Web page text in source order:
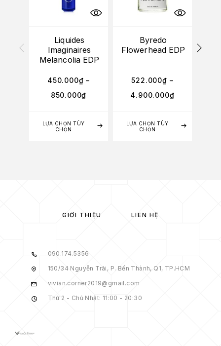
LỰA CHỌN TÙY
CHỌN
Liquides
Imaginaires
Melancolia EDP
450.000₫ –
850.000₫
LỰA CHỌN TÙY
CHỌN
Byredo
Flowerhead EDP
522.000₫ –
4.900.000₫
GIỚI THIỆU LIÊN HỆ
090.174.5356
150/34 Nguyễn Trãi, P. Bến Thành, Q1, TP.HCM
vivian.corner2019@gmail.com
Thứ 2 - Chủ Nhật: 11:00 - 20:30